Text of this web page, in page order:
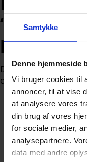
Samtykke
Denne hjemmeside
Vi bruger cookies til
annoncer, til at vise
at analysere vores
din brug af vores
for sociale medier,
analysepartnere.
data med andre
panik”
Dansk Folkeparti og
om de danske
AfNicolai Ohlsen